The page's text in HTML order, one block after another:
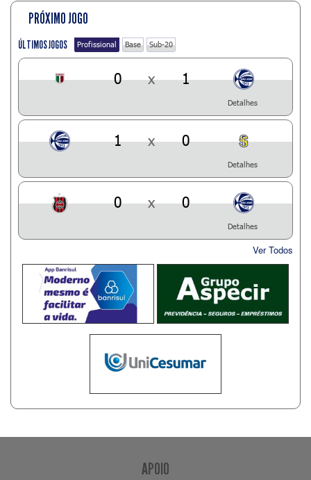
PRÓXIMO JOGO
ÚLTIMOS JOGOS Profissional Base Sub-20
0 x 1
Detalhes
1 x 0
Detalhes
0 x 0
Detalhes
Ver Todos
APOIO